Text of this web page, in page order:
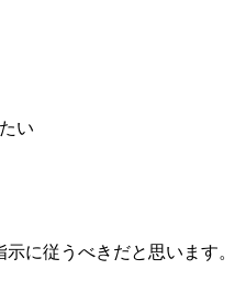
い
に従うべきだと思います。